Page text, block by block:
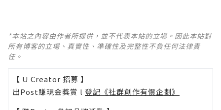
*本站之內容由作者所提供，並不代表本站的立場。因此本站對
所有博客的立場、真實性、準確性及完整性不負任何法律責
任。
【 U Creator 招募 】
出Post賺現金獎賞 l 登記《社群創作有價企劃》